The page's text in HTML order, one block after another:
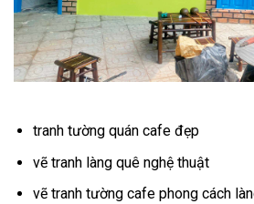
tranh tường quán cafe đẹp
vẽ tranh làng quê nghệ thuật
vẽ tranh tường cafe phong cách